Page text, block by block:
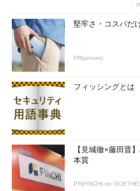
堅牢さ・コスパだ
PR(arrows)
フィッシングとは
【見城徹×藤田晋
本質
PR(FINCHI on GOETHE)